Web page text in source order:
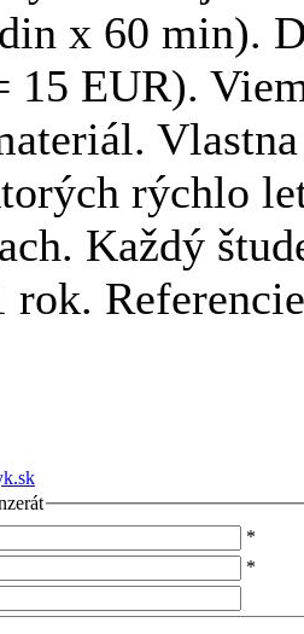
x 60 min).
15 EUR).
rýchlo
Každý
rok.
*
*